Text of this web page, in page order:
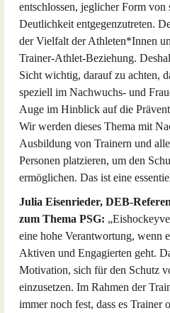
entschlossen, jeglicher Form
Deutlichkeit entgegenzutreten.
der Vielfalt der Athleten*Innen
Trainer-Athlet-Beziehung.
Sicht wichtig, darauf zu achten,
speziell im Nachwuchs- und
Auge im Hinblick auf die
Wir werden dieses Thema mit
Ausbildung von Trainern und
Personen platzieren, um den
ermöglichen. Das ist eine
Julia Eisenrieder, DEB-
zum Thema PSG:
eine hohe Verantwortung, wenn
Aktiven und Engagierten geht.
Motivation, sich für den Schutz
einzusetzen. Im Rahmen der
immer noch fest, dass es Trainer